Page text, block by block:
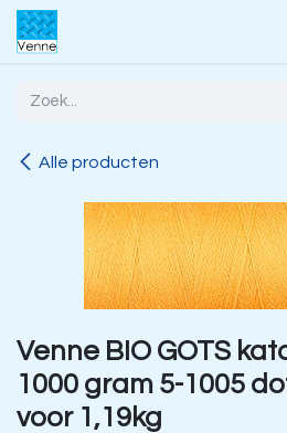
Overslaan naar inhoud
Alle producten
Venne BIO GOTS
1000 gram 5-1005
voor 1,19kg